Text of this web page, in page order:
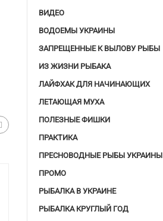
ВИДЕО
ВОДОЕМЫ УКРАИНЫ
ЗАПРЕЩЕННЫЕ К ВЫЛОВУ РЫБЫ
ИЗ ЖИЗНИ РЫБАКА
ЛАЙФХАК ДЛЯ НАЧИНАЮЩИХ
ЛЕТАЮЩАЯ МУХА
ПОЛЕЗНЫЕ ФИШКИ
ПРАКТИКА
ПРЕСНОВОДНЫЕ РЫБЫ УКРАИНЫ
ПРОМО
РЫБАЛКА В УКРАИНЕ
РЫБАЛКА КРУГЛЫЙ ГОД